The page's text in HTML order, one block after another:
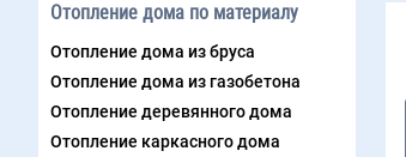
Отопление дома по материалу
Отопление дома из бруса
Отопление дома из газобетона
Отопление деревянного дома
Отопление каркасного дома